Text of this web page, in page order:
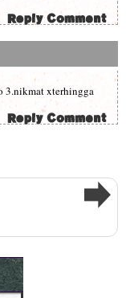
3.nikmat xterhingga